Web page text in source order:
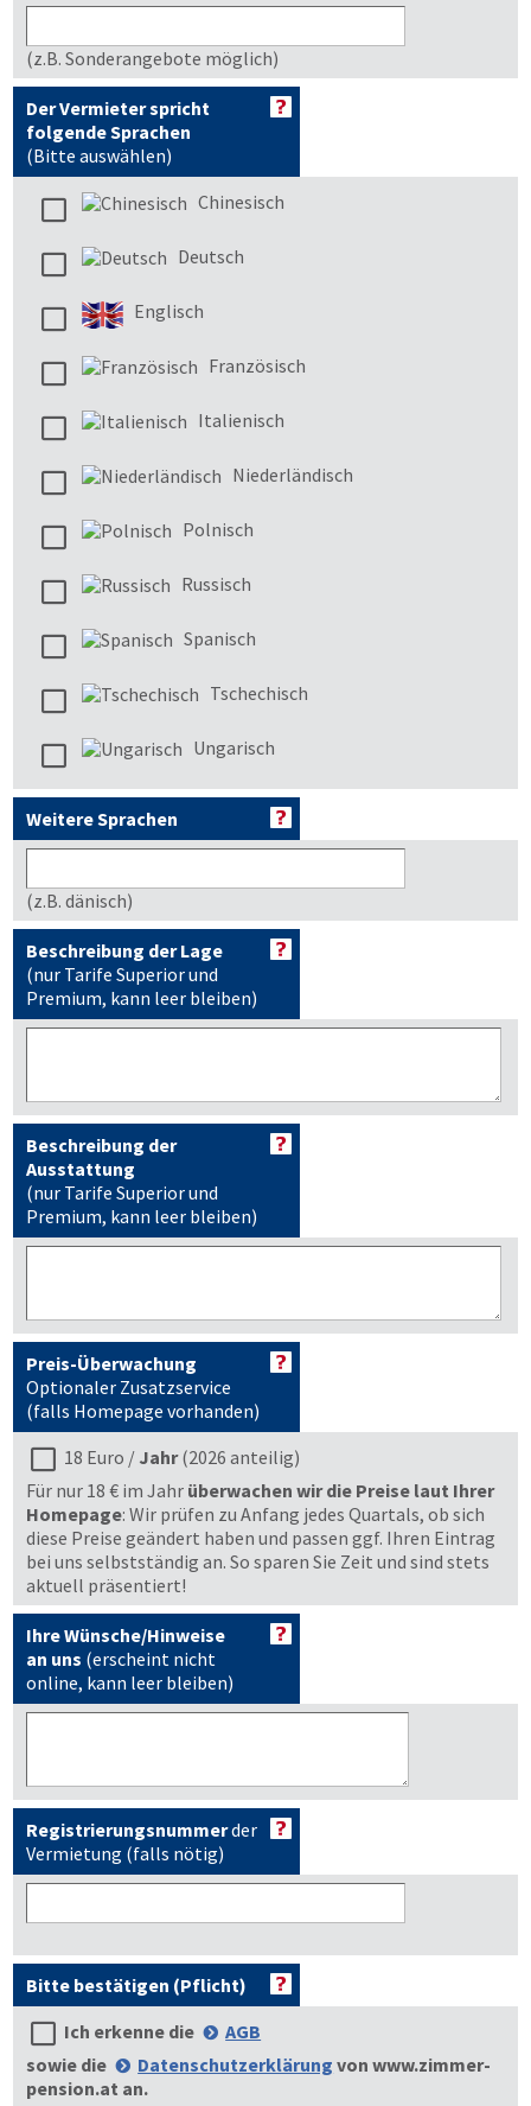
(z.B. Sonderangebote möglich)
Der Vermieter spricht
folgende Sprachen
(Bitte auswählen)
Chinesisch
Deutsch
Englisch
Französisch
Italienisch
Niederländisch
Polnisch
Russisch
Spanisch
Tschechisch
Ungarisch
Weitere Sprachen
(z.B. dänisch)
Beschreibung der Lage
(nur Tarife Superior und
Premium, kann leer bleiben)
Beschreibung der
Ausstattung
(nur Tarife Superior und
Premium, kann leer bleiben)
Preis-Überwachung
Optionaler Zusatzservice
(falls Homepage vorhanden)
18 Euro / Jahr(2026 anteilig)
Für nur 18 € im Jahr überwachen wir die Preise laut Ihrer
Homepage: Wir prüfen zu Anfang jedes Quartals, ob sich
diese Preise geändert haben und passen ggf. Ihren Eintrag
bei uns selbstständig an. So sparen Sie Zeit und sind stets
aktuell präsentiert!
Ihre Wünsche/Hinweise
an uns (erscheint nicht
online, kann leer bleiben)
Registrierungsnummerder
Vermietung (falls nötig)
Bitte bestätigen (Pflicht)
Ich erkenne die
AGB
sowie die
Datenschutzerklärung vonwww.zimmer-
pension.at an.